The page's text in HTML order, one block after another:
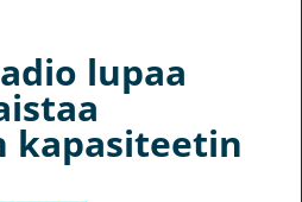
lupaa
kapasiteetin